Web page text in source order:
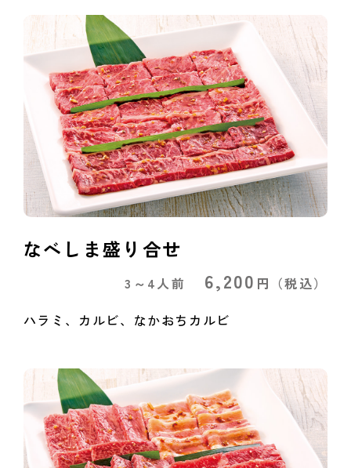
なべしま盛り合せ
3～4人前 6,200 円 （税込）
ハラミ、カルビ、なかおちカルビ